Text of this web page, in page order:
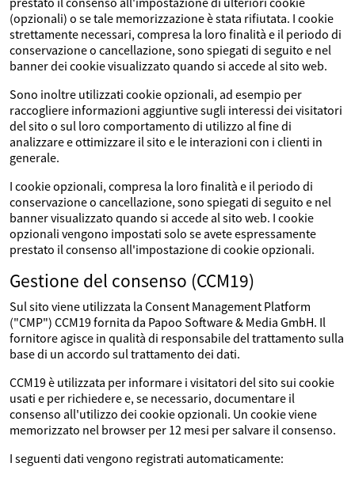
(opzionali) o se tale memorizzazione è stata rifiutata. I cookie
strettamente necessari, compresa la loro finalità e il periodo di
conservazione o cancellazione, sono spiegati di seguito e nel
banner dei cookie visualizzato quando si accede al sito web.
Sono inoltre utilizzati cookie opzionali, ad esempio per
raccogliere informazioni aggiuntive sugli interessi dei visitatori
del sito o sul loro comportamento di utilizzo al fine di
analizzare e ottimizzare il sito e le interazioni con i clienti in
generale.
I cookie opzionali, compresa la loro finalità e il periodo di
conservazione o cancellazione, sono spiegati di seguito e nel
banner visualizzato quando si accede al sito web. I cookie
opzionali vengono impostati solo se avete espressamente
prestato il consenso all'impostazione di cookie opzionali.
Gestione del consenso (CCM19)
Sul sito viene utilizzata la Consent Management Platform
("CMP") CCM19 fornita da Papoo Software & Media GmbH. Il
fornitore agisce in qualità di responsabile del trattamento sulla
base di un accordo sul trattamento dei dati.
CCM19 è utilizzata per informare i visitatori del sito sui cookie
usati e per richiedere e, se necessario, documentare il
consenso all'utilizzo dei cookie opzionali. Un cookie viene
memorizzato nel browser per 12 mesi per salvare il consenso.
I seguenti dati vengono registrati automaticamente: